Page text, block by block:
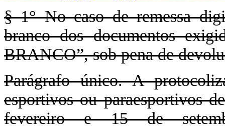
§ 1° No caso de remessa
branco dos documentos
BRANCO”, sob pena de
Parágrafo único. A
esportivos ou paraesportivos
fevereiro e 15 de